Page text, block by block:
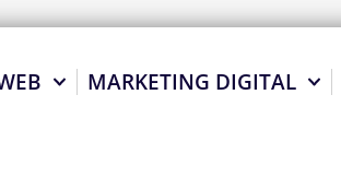
MARKETING DIGITAL